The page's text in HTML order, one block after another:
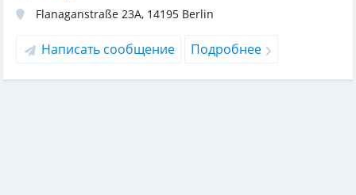
Flanaganstraße 23A, 14195 Berlin
Написать сообщение Подробнее